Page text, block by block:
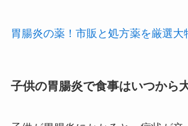
胃腸炎の薬！市販と処方薬を厳選大
子供の胃腸炎で食事はいつから